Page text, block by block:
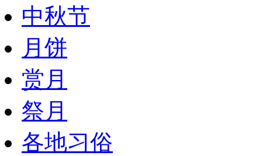
中秋节
月饼
赏月
祭月
各地习俗